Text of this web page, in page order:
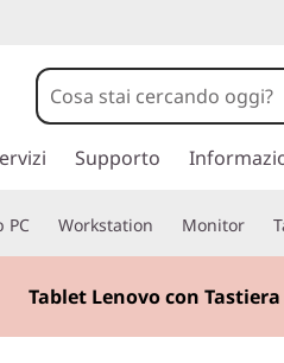
Supporto
PC Workstation Monitor
Tablet Lenovo con
2 of 2